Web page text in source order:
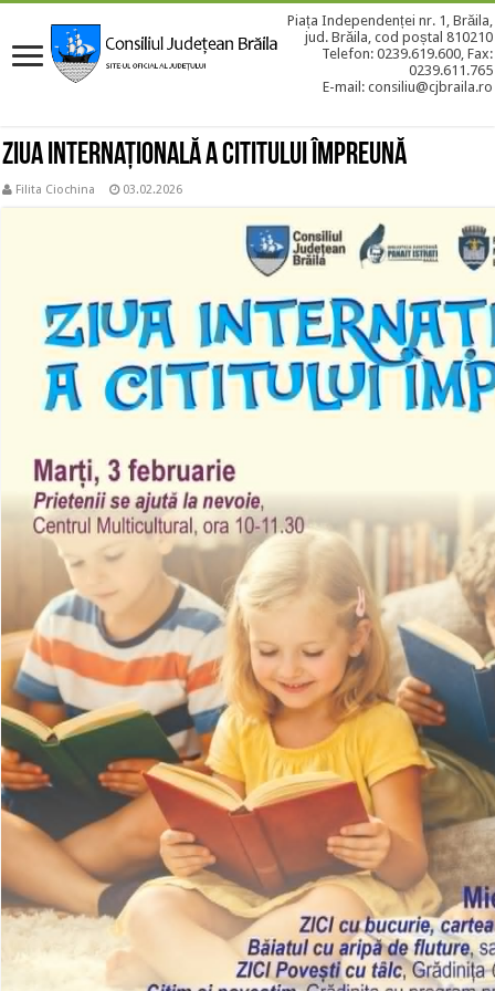
Piața Independenței nr. 1, Brăila,
jud. Brăila, cod poștal 810210
Telefon: 0239.619.600, Fax:
0239.611.765
E-mail: consiliu@cjbraila.ro
Ziua Internațională a Cititului Împreună
Filita Ciochina 03.02.2026